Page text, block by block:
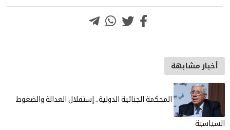
أخبار مشابهة
المحكمة الجنائية الدولية.. إستقلال العدالة والضغوط
السياسية